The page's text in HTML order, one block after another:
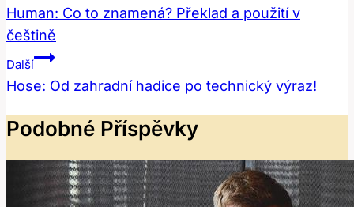
Pro
Příspěvek
Human: Co to znamená? Překlad a použití v
češtině
Další
Hose: Od zahradní hadice po technický výraz!
Podobné Příspěvky